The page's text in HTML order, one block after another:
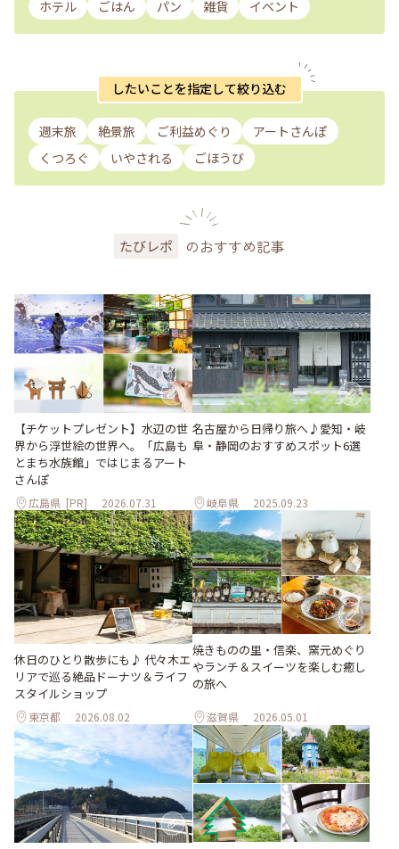
ホテル ごはん パン 雑貨 イベント
したいことを指定して絞り込む
週末旅 絶景旅 ご利益めぐり
アートさんぽ
くつろぐ
いやされる ごほうび
たびレポ のおすすめ記事
【チケットプレゼント】水辺の世
界から浮世絵の世界へ。「広島も
とまち水族館」ではじまるアート
さんぽ
広島県 [PR] 2026.07.31
名古屋から日帰り旅へ♪愛知・岐
阜・静岡のおすすめスポット6選
岐阜県 2025.09.23
休日のひとり散歩にも♪ 代々木エ
リアで巡る絶品ドーナツ＆ライフ
スタイルショップ
東京都 2026.08.02
焼きものの里・信楽、窯元めぐり
やランチ＆スイーツを楽しむ癒し
の旅へ
滋賀県 2026.05.01